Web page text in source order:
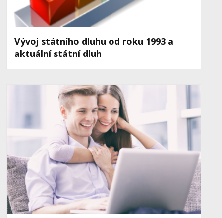
Vývoj státního dluhu od roku 1993 a
aktuální státní dluh